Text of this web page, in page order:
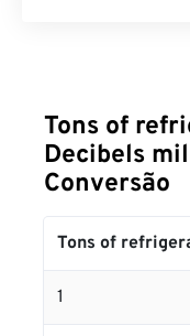
Tons of
Decibels
Conversão
Tons of
1